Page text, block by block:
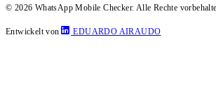
© 2026 WhatsApp Mobile Checker. Alle Rechte
Entwickelt von EDUARDO AIRAUDO